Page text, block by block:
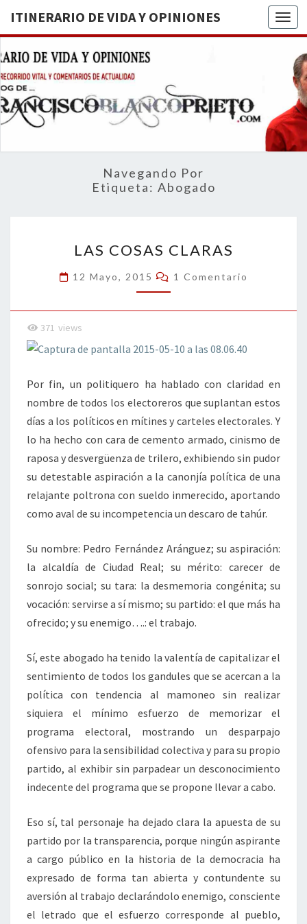
ITINERARIO DE VIDA Y OPINIONES
DE
BREVE
RECORRIDO
VITAL Y
ACTUALIDAD
Navegando Por
Etiqueta: Abogado
COSAS
CLARAS
LAS COSAS CLARAS
12 Mayo, 2015 Comentarios
1 Comentario
371 views
Por fin, un politiquero ha hablado con claridad en
nombre de todos los electoreros que suplantan estos
días a los políticos en mítines y carteles electorales. Y
lo ha hecho con cara de cemento armado, cinismo de
raposa y desvergüenza de trilero, exhibiendo sin pudor
su detestable aspiración a la canonjía política de una
relajante poltrona con sueldo inmerecido, aportando
como aval de su incompetencia un descaro de tahúr.
Su nombre: Pedro Fernández Aránguez; su aspiración:
la alcaldía de Ciudad Real; su mérito: carecer de
sonrojo social; su tara: la desmemoria congénita; su
vocación: servirse a sí mismo; su partido: el que más ha
ofrecido; y su enemigo….: el trabajo.
Sí, este abogado ha tenido la valentía de capitalizar el
sentimiento de todos los gandules que se acercan a la
política con tendencia al mamoneo sin realizar
siquiera el mínimo esfuerzo de memorizar el
programa electoral, mostrando un desparpajo
ofensivo para la sensibilidad colectiva y para su propio
partido, al exhibir sin parpadear un desconocimiento
indecente del programa que se propone llevar a cabo.
Eso sí, tal personaje ha dejado clara la apuesta de su
partido por la transparencia, porque ningún aspirante
a cargo público en la historia de la democracia ha
expresado de forma tan abierta y contundente su
aversión al trabajo declarándolo enemigo, consciente
el letrado que el esfuerzo corresponde al pueblo,